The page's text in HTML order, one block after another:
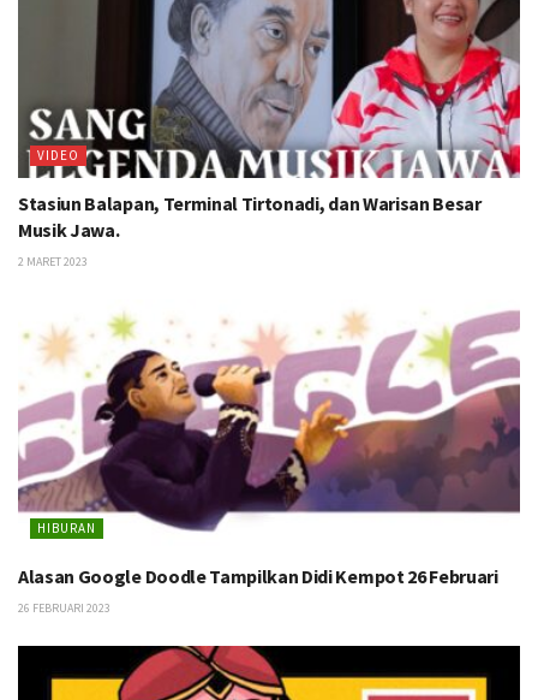
VIDEO
Stasiun Balapan, Terminal Tirtonadi, dan Warisan Besar
Musik Jawa.
2 MARET 2023
HIBURAN
Alasan Google Doodle Tampilkan Didi Kempot 26 Februari
26 FEBRUARI 2023